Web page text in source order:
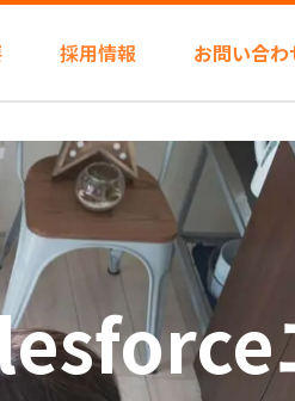
採用情報 お問い合わ